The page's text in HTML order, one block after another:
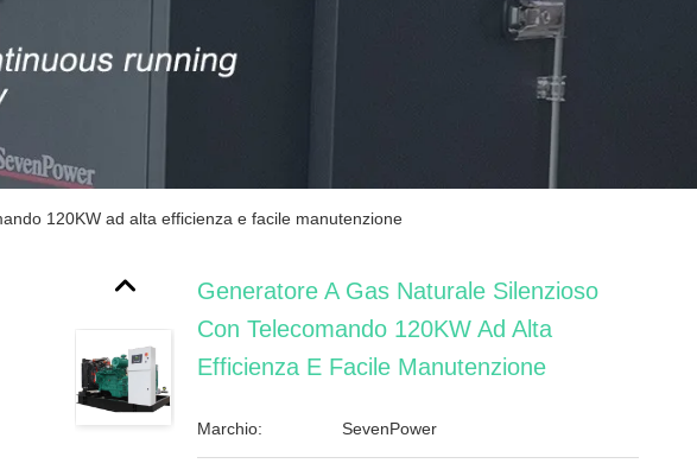
120KW ad alta efficienza e facile manutenzione
Generatore A Gas Naturale Silenzioso
Con Telecomando 120KW Ad Alta
Efficienza E Facile Manutenzione
Marchio: SevenPower